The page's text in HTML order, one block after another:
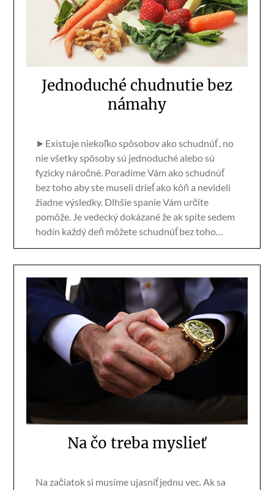
Jednoduché chudnutie bez
námahy
►Existuje niekoľko spôsobov ako schudnúť , no
nie všetky spôsoby sú jednoduché alebo sú
fyzicky náročné. Poradíme Vám ako schudnúť
bez toho aby ste museli drieť ako kôň a nevideli
žiadne výsledky. Dlhšie spanie Vám určite
pomôže. Je vedecký dokázané že ak spíte sedem
hodín každý deň môžete schudnúť bez toho…
Na čo treba myslieť
Na začiatok si musíme ujasniť jednu vec. Ak sa